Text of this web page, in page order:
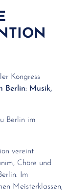
Kongress
Berlin: Musik,
Berlin im
vereint
Chöre und
Im
Meisterklassen,